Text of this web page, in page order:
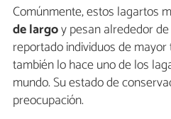
Comúnmente, estos lagartos
de largoy pesan alrededor
reportado individuos de
también lo hace uno de los
mundo. Su estado de
preocupación.